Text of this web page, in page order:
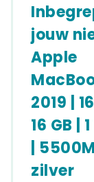
jouw
Apple
2019 |
16 GB |
|
zilver